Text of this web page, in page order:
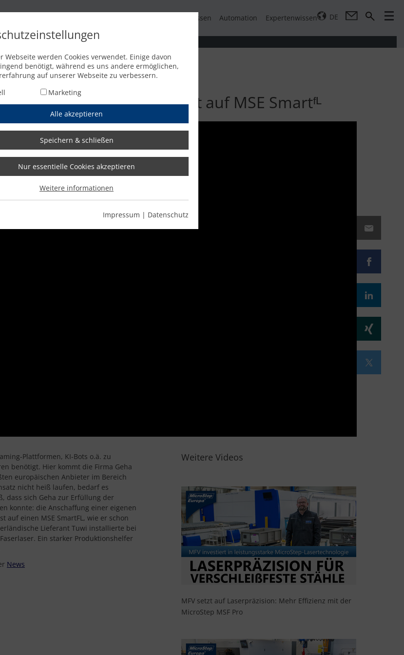
Abkantpressen Automation Expertenwissen DE
auf MSE Smartᶠᴸ
I GEHA setzt auf MSE Smartᶠᴸ
Plattformen, KI-Bots o.ä. zu
benötigt. Hier kommt die Firma Geha
europäischen Anbieter im Bereich
nicht heiß laufen, bedarf es
dass sich Geha zur Erfüllung der
konnte: die Anschaffung einer eigenen
auf einen MSE SmartFL, wie er schon
Lieferant Tuwi installierte bei
Ein starker Produktionshelfer
News
Weitere Videos
MFV setzt auf Laserpräzision: Mehr Effizienz mit der
MicroStep MSF Pro
Webseite werden Cookies verwendet. Einige davon
benötigt, während es uns andere ermöglichen,
auf unserer Webseite zu verbessern.
Marketing
Alle akzeptieren
Speichern & schließen
Nur essentielle Cookies akzeptieren
Weitere informationen
Impressum | Datenschutz